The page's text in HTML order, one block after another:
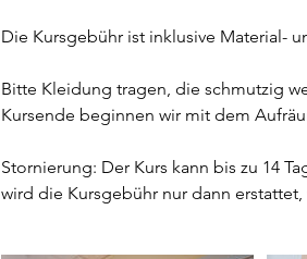
Die Kursgebühr ist inklusive Material-
Bitte Kleidung tragen, die schmutzig
Kursende beginnen wir mit dem
Stornierung: Der Kurs kann bis zu 14
wird die Kursgebühr nur dann